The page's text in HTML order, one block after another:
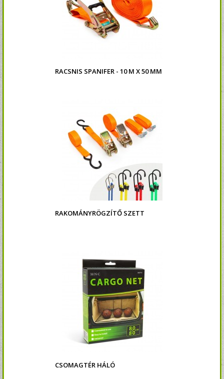
RACSNIS SPANIFER - 10 M X 50 MM
RAKOMÁNYRÖGZÍTŐ SZETT
CSOMAGTÉR HÁLÓ